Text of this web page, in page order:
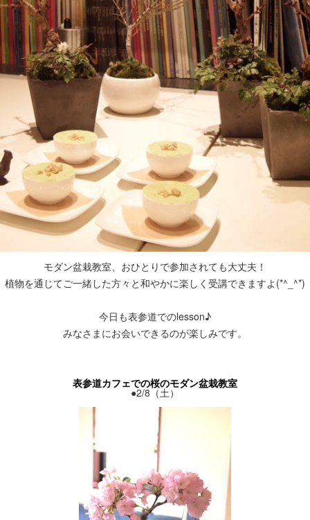
モダン盆栽教室、おひとりで参加されても大丈夫！
植物を通じてご一緒した方々と和やかに楽しく受講できますよ(*^_^*)
今日も表参道でのlesson♪
みなさまにお会いできるのが楽しみです。
表参道カフェでの桜のモダン盆栽教室
●2/8（土）